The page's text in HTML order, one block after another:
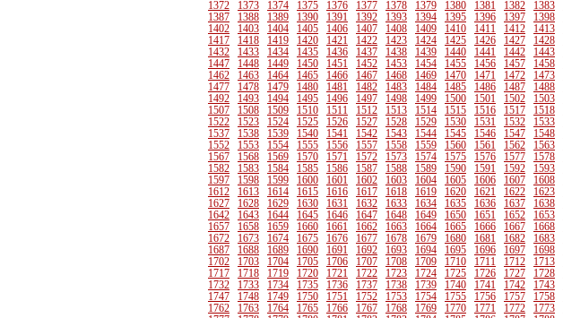
1372
1373 1374 1375 1376 1377 1378 1379 1380 1381 1382 1383
1387
1388 1389 1390 1391 1392 1393 1394 1395 1396 1397 1398
1402
1403 1404 1405 1406 1407 1408 1409 1410 1411 1412 1413
1417
1418 1419 1420 1421 1422 1423 1424 1425 1426 1427 1428
1432
1433 1434 1435 1436 1437 1438 1439 1440 1441 1442 1443
1447
1448 1449 1450 1451 1452 1453 1454 1455 1456 1457 1458
1462
1463 1464 1465 1466 1467 1468 1469 1470 1471 1472 1473
1477
1478 1479 1480 1481 1482 1483 1484 1485 1486 1487 1488
1492
1493 1494 1495 1496 1497 1498 1499 1500 1501 1502 1503
1507
1508 1509 1510 1511 1512 1513 1514 1515 1516 1517 1518
1522
1523 1524 1525 1526 1527 1528 1529 1530 1531 1532 1533
1537
1538 1539 1540 1541 1542 1543 1544 1545 1546 1547 1548
1552
1553 1554 1555 1556 1557 1558 1559 1560 1561 1562 1563
1567
1568 1569 1570 1571 1572 1573 1574 1575 1576 1577 1578
1582
1583 1584 1585 1586 1587 1588 1589 1590 1591 1592 1593
1597
1598 1599 1600 1601 1602 1603 1604 1605 1606 1607 1608
1612
1613 1614 1615 1616 1617 1618 1619 1620 1621 1622 1623
1627
1628 1629 1630 1631 1632 1633 1634 1635 1636 1637 1638
1642
1643 1644 1645 1646 1647 1648 1649 1650 1651 1652 1653
1657
1658 1659 1660 1661 1662 1663 1664 1665 1666 1667 1668
1672
1673 1674 1675 1676 1677 1678 1679 1680 1681 1682 1683
1687
1688 1689 1690 1691 1692 1693 1694 1695 1696 1697 1698
1702
1703 1704 1705 1706 1707 1708 1709 1710 1711 1712 1713
1717
1718 1719 1720 1721 1722 1723 1724 1725 1726 1727 1728
1732
1733 1734 1735 1736 1737 1738 1739 1740 1741 1742 1743
1747
1748 1749 1750 1751 1752 1753 1754 1755 1756 1757 1758
1762
1763 1764 1765 1766 1767 1768 1769 1770 1771 1772 1773